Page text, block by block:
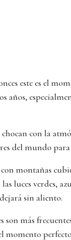
este es el
con la
del mundo
montañas
luces verdes,
sin aliento.
más
momento